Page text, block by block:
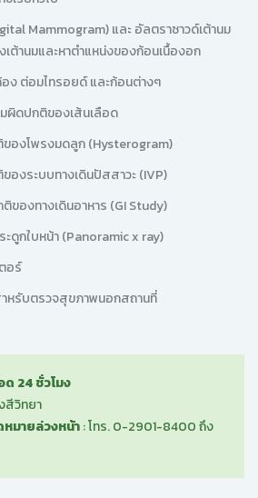
Mammogram) และ อัลตราซาวด์เต้านม
ต้านมและหาตำแหน่งของก้อนเนื้องอก
ง ต่อมไทรอยด์ และก้อนต่างๆ
ผิดปกติของเส้นเลือด
องโพรงมดลูก (Hysterogram)
องระบบทางเดินปัสสาวะ (IVP)
ของทางเดินอาหาร (GI Study)
ะดูกใบหน้า (Panoramic x ray)
อร์
ำหรับตรวจสุขภาพนอกสถานที่
24 ชั่วโมง
สีวิทยา
มายล่วงหน้า: โทร. 0-2901-8400 ถึง